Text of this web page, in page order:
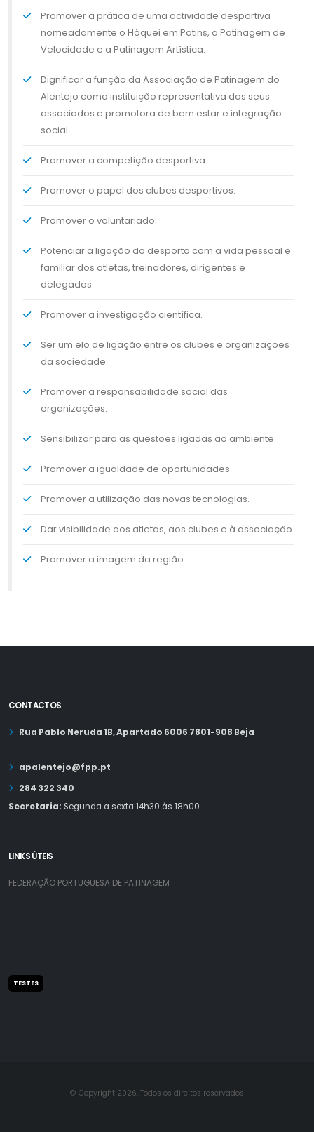
Promover a prática de uma actividade desportiva
nomeadamente o Hóquei em Patins, a Patinagem de
Velocidade e a Patinagem Artística.
Dignificar a função da Associação de Patinagem do
Alentejo como instituição representativa dos seus
associados e promotora de bem estar e integração
social.
Promover a competição desportiva.
Promover o papel dos clubes desportivos.
Promover o voluntariado.
Potenciar a ligação do desporto com a vida pessoal e
familiar dos atletas, treinadores, dirigentes e
delegados.
Promover a investigação científica.
Ser um elo de ligação entre os clubes e organizações
da sociedade.
Promover a responsabilidade social das
organizações.
Sensibilizar para as questões ligadas ao ambiente.
Promover a igualdade de oportunidades.
Promover a utilização das novas tecnologias.
Dar visibilidade aos atletas, aos clubes e à associação.
Promover a imagem da região.
CONTACTOS
Rua Pablo Neruda 1B, Apartado 6006 7801-908 Beja
apalentejo@fpp.pt
284 322 340
Secretaria: Segunda a sexta 14h30 às 18h00
LINKS ÚTEIS
FEDERAÇÃO PORTUGUESA DE PATINAGEM
TESTES
© Copyright 2026. Todos os direitos reservados